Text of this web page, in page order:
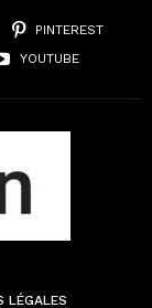
PINTEREST
YOUTUBE
LÉGALES